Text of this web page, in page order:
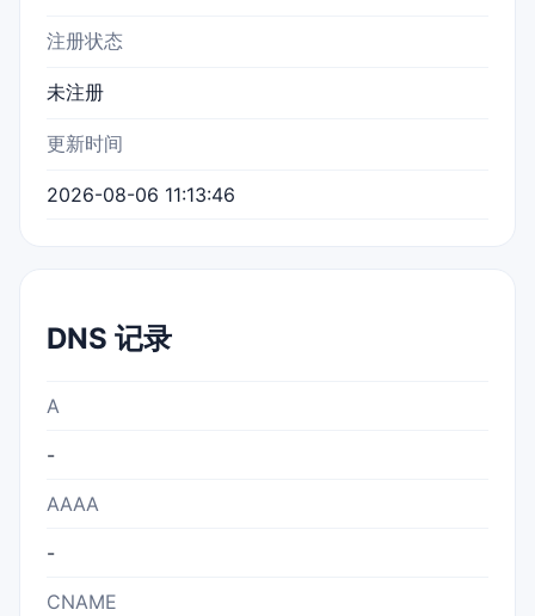
注册状态
未注册
更新时间
2026-08-06 11:13:46
DNS 记录
A
-
AAAA
-
CNAME